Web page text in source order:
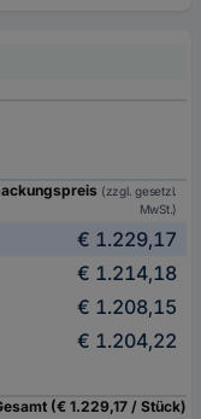
(zzgl. gesetzl.
MwSt.)
€ 1.229,17
€ 1.214,18
€ 1.208,15
€ 1.204,22
(€ 1.229,17 / Stück)